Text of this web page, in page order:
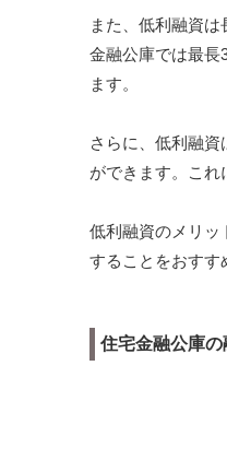
また、低利融資
金融公庫では最長
ます。
さらに、低利融
ができます。これ
低利融資のメリッ
することをおすす
住宅金融公庫の